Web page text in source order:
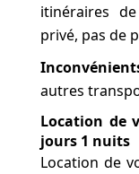
itinéraires
privé, pas de
autres
Location de
jours 1 nuits
Location de